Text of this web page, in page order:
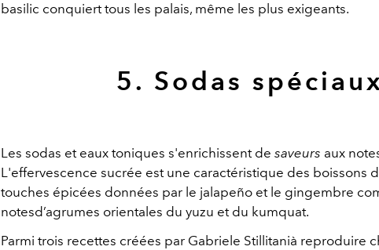
basilic conquiert tous les palais, même les plus exigeants.
5. Sodas
Les sodas et eaux toniques s'enrichissent de saveurs aux
L'effervescence sucrée est une caractéristique des boissons
touches épicées données par le jalapeño et le gingembre
notesd’agrumes orientales du yuzu et du kumquat.
Parmi trois recettes créées par Gabriele Stillitanià reproduire